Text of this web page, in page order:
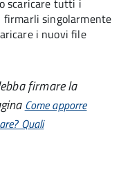
scaricare tutti i
firmarli singolarmente
i nuovi file
firmare la
Come apporre
Quali